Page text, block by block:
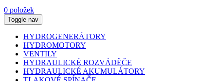
0 položek
Toggle nav
HYDROGENERÁTORY
HYDROMOTORY
VENTILY
HYDRAULICKÉ ROZVÁDĚČE
HYDRAULICKÉ AKUMULÁTORY